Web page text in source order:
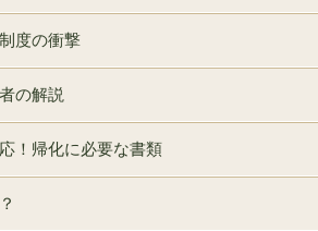
度の衝撃
の解説
！帰化に必要な書類